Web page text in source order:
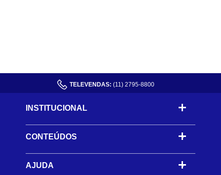
TELEVENDAS: (11) 2795-8800
INSTITUCIONAL
CONTEÚDOS -
AJUDA -